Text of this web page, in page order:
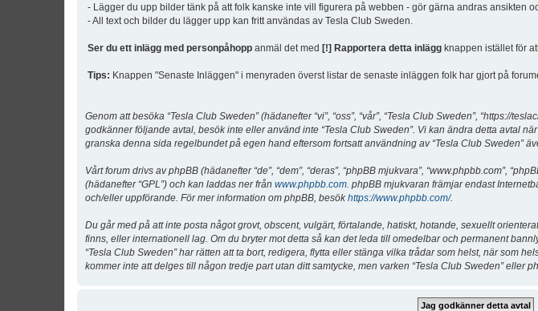
- Lägger du upp bilder tänk på att folk kanske inte vill figurera på webben - gör gärna andras ansikten
- All text och bilder du lägger upp kan fritt användas av Tesla Club Sweden.
Ser du ett inlägg med personpåhopp anmäl det med [!] Rapportera detta inlägg knappen istället för
Tips: Knappen "Senaste Inläggen" i menyraden överst listar de senaste inläggen folk har gjort på
Genom att besöka “Tesla Club Sweden” (hädanefter “vi”, “oss”, “vår”, “Tesla Club Sweden”, “https://
godkänner följande avtal, besök inte eller använd inte “Tesla Club Sweden”. Vi kan ändra detta avtal
granska denna sida regelbundet på egen hand eftersom fortsatt användning av “Tesla Club Sweden”
Vårt forum drivs av phpBB (hädanefter “de”, “dem”, “deras”, “phpBB mjukvara”, “www.phpbb.com”,
(hädanefter “GPL”) och kan laddas ner från www.phpbb.com . phpBB mjukvaran främjar endast
och/eller uppförande. För mer information om phpBB, besökhttps://www.phpbb.com/.
Du går med på att inte posta något grovt, obscent, vulgärt, förtalande, hatiskt, hotande, sexuellt
finns, eller internationell lag. Om du bryter mot detta så kan det leda till omedelbar och permanent
“Tesla Club Sweden” har rätten att ta bort, redigera, flytta eller stänga vilka trådar som helst, när som
kommer inte att delges till någon tredje part utan ditt samtycke, men varken “Tesla Club Sweden”